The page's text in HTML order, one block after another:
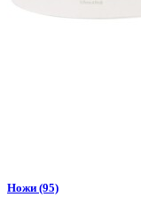
Ножи (95)